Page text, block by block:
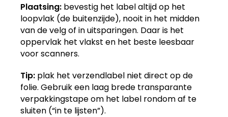
Plaatsing: bevestig het label altijd op het
loopvlak (de buitenzijde), nooit in het midden
van de velg of in uitsparingen. Daar is het
oppervlak het vlakst en het beste leesbaar
voor scanners.
Tip: plak het verzendlabel niet direct op de
folie. Gebruik een laag brede transparante
verpakkingstape om het label rondom af te
sluiten (“in te lijsten”).